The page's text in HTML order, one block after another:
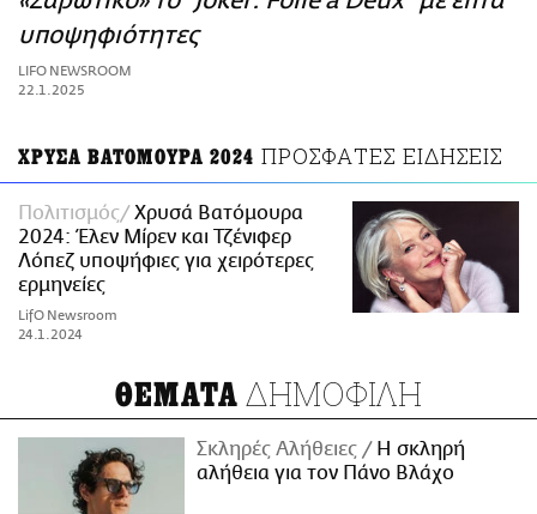
ΑΜΠΑ
PRINT
υποψηφιότητες
LIFO NEWSROOM
22.1.2025
ΧΡΥΣΑ ΒΑΤΟΜΟΥΡΑ 2024 ΠΡΟΣΦΑΤΕΣ ΕΙΔΗΣΕΙΣ
Πολιτισμός
Χρυσά Βατόμουρα
2024: Έλεν Μίρεν και Τζένιφερ
Λόπεζ υποψήφιες για χειρότερες
ερμηνείες
LifO Newsroom
24.1.2024
ΘΕΜΑΤΑ ΔΗΜΟΦΙΛΗ
Σκληρές Αλήθειες
H σκληρή
αλήθεια για τον Πάνο Βλάχο